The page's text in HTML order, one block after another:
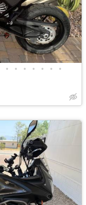
• • • • • • •